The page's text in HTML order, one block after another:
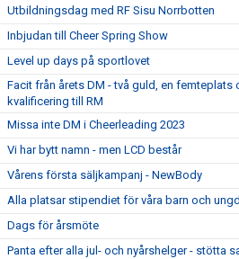
Utbildningsdag med RF Sisu Norrbotten
Inbjudan till Cheer Spring Show
Level up days på sportlovet
Facit från årets DM - två guld, en femteplats
kvalificering till RM
Missa inte DM i Cheerleading 2023
Vi har bytt namn - men LCD består
Vårens första säljkampanj - NewBody
Alla platsar stipendiet för våra barn och
Dags för årsmöte
Panta efter alla jul- och nyårshelger - stötta